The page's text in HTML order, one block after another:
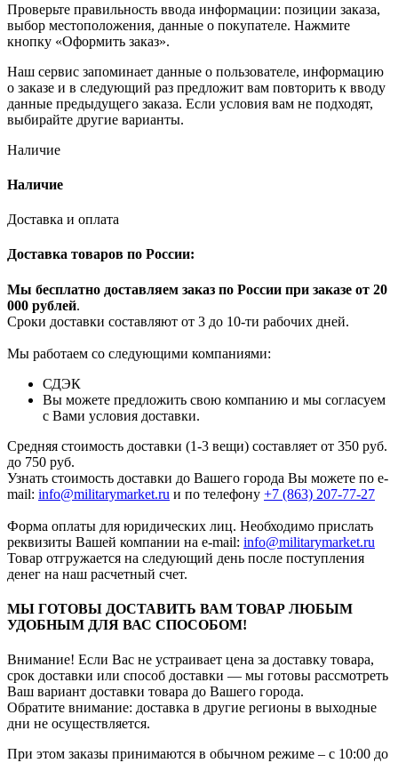
Проверьте правильность ввода информации: позиции заказа,
выбор местоположения, данные о покупателе. Нажмите
кнопку «Оформить заказ».
Наш сервис запоминает данные о пользователе, информацию
о заказе и в следующий раз предложит вам повторить к вводу
данные предыдущего заказа. Если условия вам не подходят,
выбирайте другие варианты.
Наличие
Наличие
Доставка и оплата
Доставка товаров по России:
Мы бесплатно доставляем заказ по России при заказе от 20
000 рублей.
Сроки доставки составляют от 3 до 10-ти рабочих дней.
Мы работаем со следующими компаниями:
СДЭК
Вы можете предложить свою компанию и мы согласуем
с Вами условия доставки.
Средняя стоимость доставки (1-3 вещи) составляет от 350 руб.
до 750 руб.
Узнать стоимость доставки до Вашего города Вы можете по e-
mail: info@militarymarket.ru и по телефону +7 (863) 207-77-27
Форма оплаты для юридических лиц. Необходимо прислать
реквизиты Вашей компании на е-mail: info@militarymarket.ru
Товар отгружается на следующий день после поступления
денег на наш расчетный счет.
МЫ ГОТОВЫ ДОСТАВИТЬ ВАМ ТОВАР ЛЮБЫМ
УДОБНЫМ ДЛЯ ВАС СПОСОБОМ!
Внимание! Если Вас не устраивает цена за доставку товара,
срок доставки или способ доставки — мы готовы рассмотреть
Ваш вариант доставки товара до Вашего города.
Обратите внимание: доставка в другие регионы в выходные
дни не осуществляется.
При этом заказы принимаются в обычном режиме – с 10:00 до